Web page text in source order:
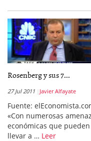
Rosenberg y sus 7...
27 Jul 2011 Javier Alfayate
Fuente:
«Con numerosas
económicas que pueden
llevar a … Leer